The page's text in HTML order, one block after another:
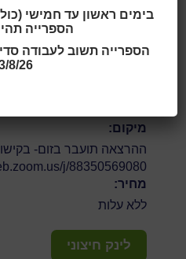
ההרצאה תועבר בזום-
j/88350569080
מיקום:
ההרצאה תועבר בזום-
j/88350569080
מחיר:
ללא עלות
לינק חיצוני
הספרייה
הספרייה תשוב לעבודה
8/26.